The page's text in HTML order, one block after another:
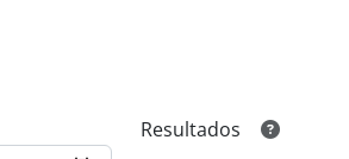
Resultados